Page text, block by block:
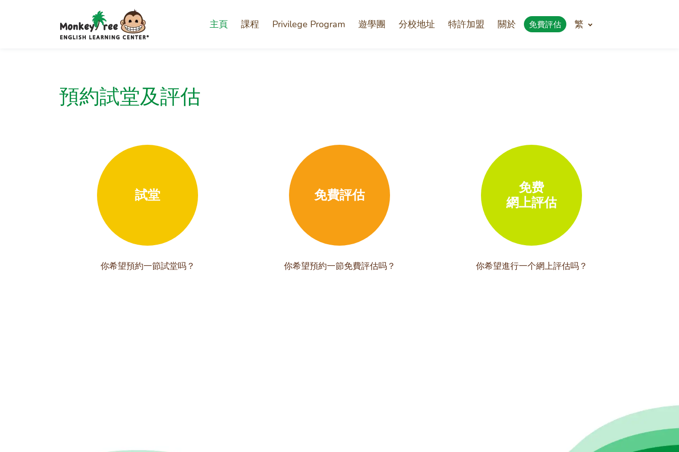
主頁 課程 Privilege Program 遊學團 分校地址 特許加盟 關於 免費評估 繁
預約試堂及評估
試堂
你希望預約一節試堂吗？
免費評估
你希望預約一節免費評估吗？
免费
網上評估
你希望進行一个網上評估吗？